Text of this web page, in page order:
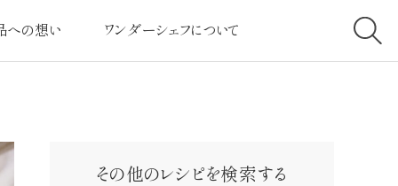
への想い
ビスへのこだわり
ワンダーシェフについて
会社案内
その他のレシピを検索する